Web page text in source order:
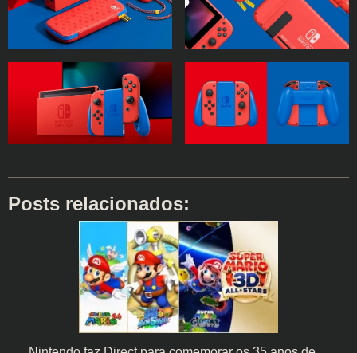
Posts relacionados: